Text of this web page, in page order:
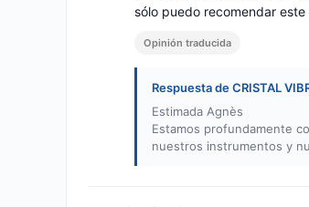
sólo puedo recomendar este
Opinión traducida
Respuesta de CRISTAL
Estimada Agnès
Estamos profundamente
nuestros instrumentos y